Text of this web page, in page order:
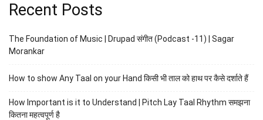
Recent Posts
The Foundation of Music | Drupad संगीत (Podcast -11) | Sagar
Morankar
How to show Any Taal on your Hand किसी भी ताल को हाथ पर कैसे दर्शाते हैं
How Important is it to Understand | Pitch Lay Taal Rhythm समझना
कितना महत्वपूर्ण है